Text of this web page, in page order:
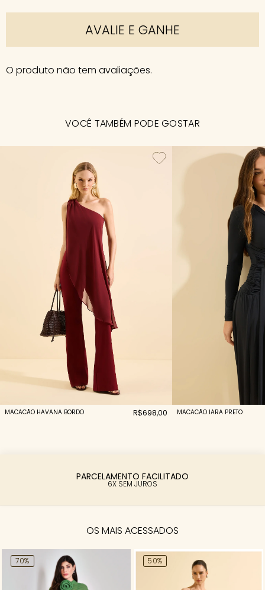
AVALIE E GANHE
O produto não tem avaliações.
VOCÊ TAMBÉM PODE GOSTAR
MACACÃO HAVANA BORDO R$698,00 MACACÃO IARA PRETO
PARCELAMENTO FACILITADO
6X SEM JUROS
OS MAIS ACESSADOS
70% 50%